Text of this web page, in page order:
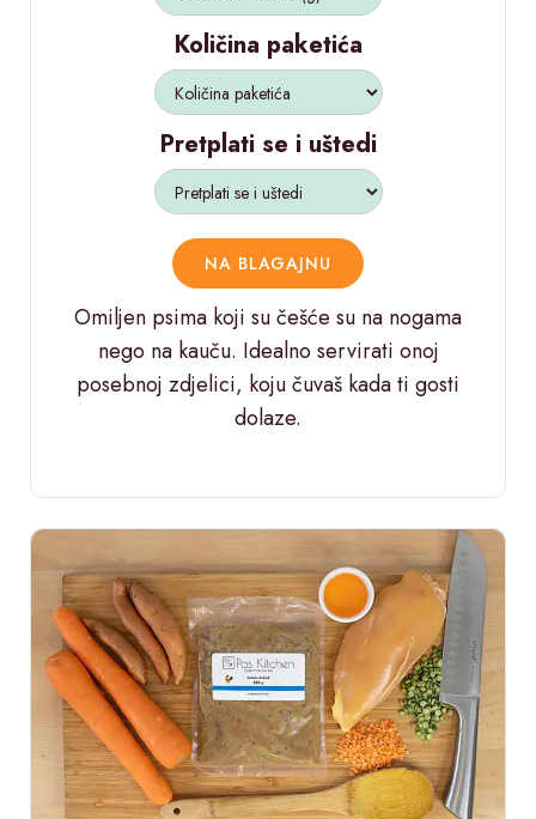
Omiljen psima koji su češće su na nogama
nego na kauču. Idealno servirati onoj
posebnoj zdjelici, koju čuvaš kada ti gosti
dolaze.
Količina paketića
Pretplati se i uštedi
NA BLAGAJNU